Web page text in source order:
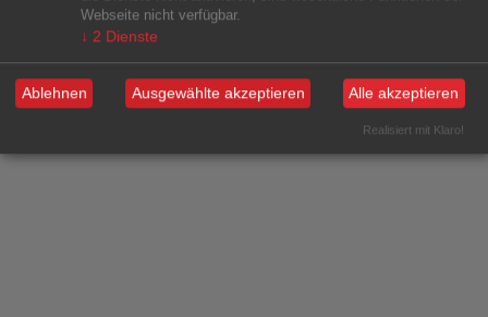
Webseite nicht verfügbar.
↓ 2 Dienste
Ablehnen Ausgewählte akzeptieren Alle akzeptieren
Realisiert mit Klaro!